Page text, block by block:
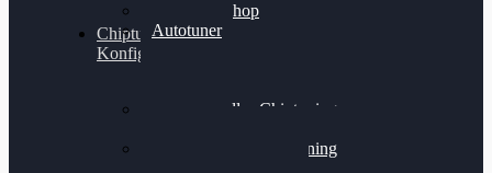
Alientech Shop
Autotuner
Chiptuning
Konfigurator
Professionelles Chiptuning
Professionelles Chiptuning